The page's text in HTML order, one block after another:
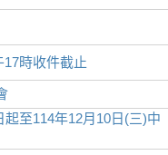
時收件截止
至114年12月10日(三)中